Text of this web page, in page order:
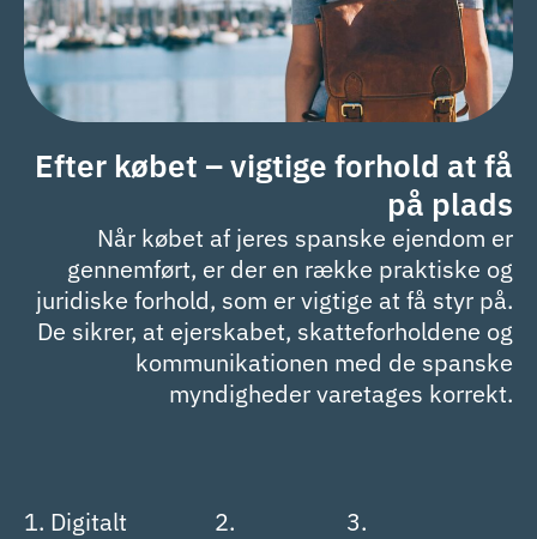
Efter købet – vigtige forhold at få
på plads
Når købet af jeres spanske ejendom er
gennemført, er der en række praktiske og
juridiske forhold, som er vigtige at få styr på.
De sikrer, at ejerskabet, skatteforholdene og
kommunikationen med de spanske
myndigheder varetages korrekt.
1. Digitalt
2.
3.